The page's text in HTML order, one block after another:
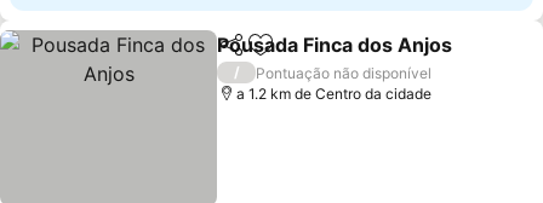
PartilharAdicionar aos favoritos
Pousada Finca dos Anjos
/
Pontuação não disponível
a 1.2 km de Centro da cidade